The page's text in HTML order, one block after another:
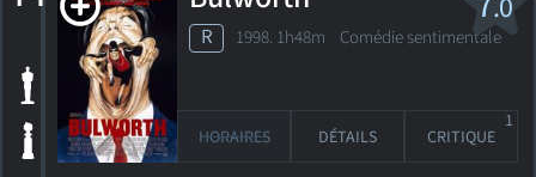
1 nomination
aux Oscars
2 Golden
Globes
+ 4
R 1998. 1h48m Comédie sentimentale
HORAIRES DÉTAILS CRITIQUE
1